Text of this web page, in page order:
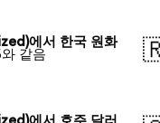
에서 한국 원화
같음